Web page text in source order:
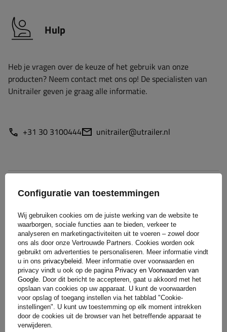
Hulp
Heb je vragen over de keuze of het gebruik van onze
producten? Neem contact met ons op! De specialisten van
Unitrailer geven je graag alle informatie.
+31 30 3100444 unitrailer@utrailer.nl
Levering
Stel uw vraag
Beoordelingen(0)
Laat uw mening achter
Configuratie van toestemmingen
Wij gebruiken cookies om de juiste werking van de website te
waarborgen, sociale functies aan te bieden, verkeer te
analyseren en marketingactiviteiten uit te voeren – zowel door
ons als door onze Vertrouwde Partners. Cookies worden ook
gebruikt om advertenties te personaliseren. Meer informatie vindt
u in ons privacybeleid. Meer informatie over voorwaarden en
privacy vindt u ook op de pagina Privacy en Voorwaarden van
Google. Door dit bericht te accepteren, gaat u akkoord met het
opslaan van cookies op uw apparaat. U kunt de voorwaarden
voor opslag of toegang instellen via het tabblad "Cookie-
instellingen". U kunt uw toestemming op elk moment intrekken
door de cookies uit de browser van het betreffende apparaat te
verwijderen.